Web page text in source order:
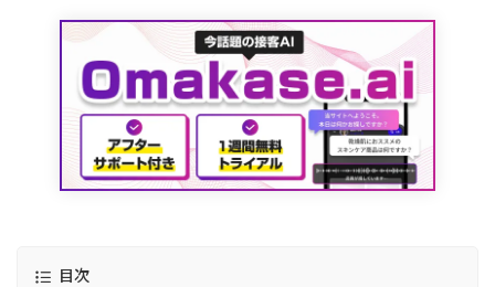
目次